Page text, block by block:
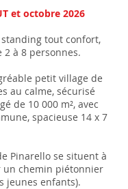
et octobre 2026
tout confort,
2 à 8 personnes.
petit village de
au calme, sécurisé
de 10 000 m², avec
spacieuse 14 x 7
Pinarello se situent à
un chemin piétonnier
jeunes enfants).